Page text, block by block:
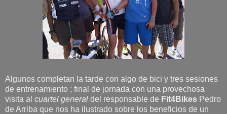
Algunos completan la tarde con algo de bici y tres sesiones
de entrenamiento ; final de jornada con una provechosa
visita al cuartel general del responsable de Fit4Bikes Pedro
de Arriba que nos ha ilustrado sobre los beneficios de un